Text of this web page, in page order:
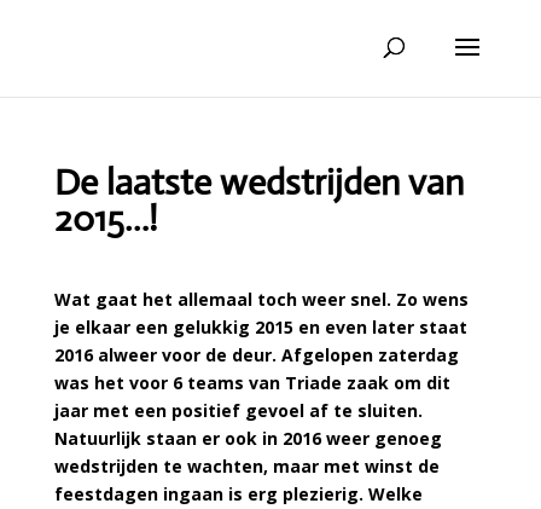
De laatste wedstrijden van
2015…!
Wat gaat het allemaal toch weer snel. Zo wens
je elkaar een gelukkig 2015 en even later staat
2016 alweer voor de deur. Afgelopen zaterdag
was het voor 6 teams van Triade zaak om dit
jaar met een positief gevoel af te sluiten.
Natuurlijk staan er ook in 2016 weer genoeg
wedstrijden te wachten, maar met winst de
feestdagen ingaan is erg plezierig. Welke